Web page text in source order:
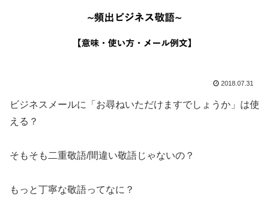
2018.07.31
ビジネスメールに「お尋ねいただけますでしょうか」は使
える？
そもそも二重敬語/間違い敬語じゃないの？
もっと丁寧な敬語ってなに？